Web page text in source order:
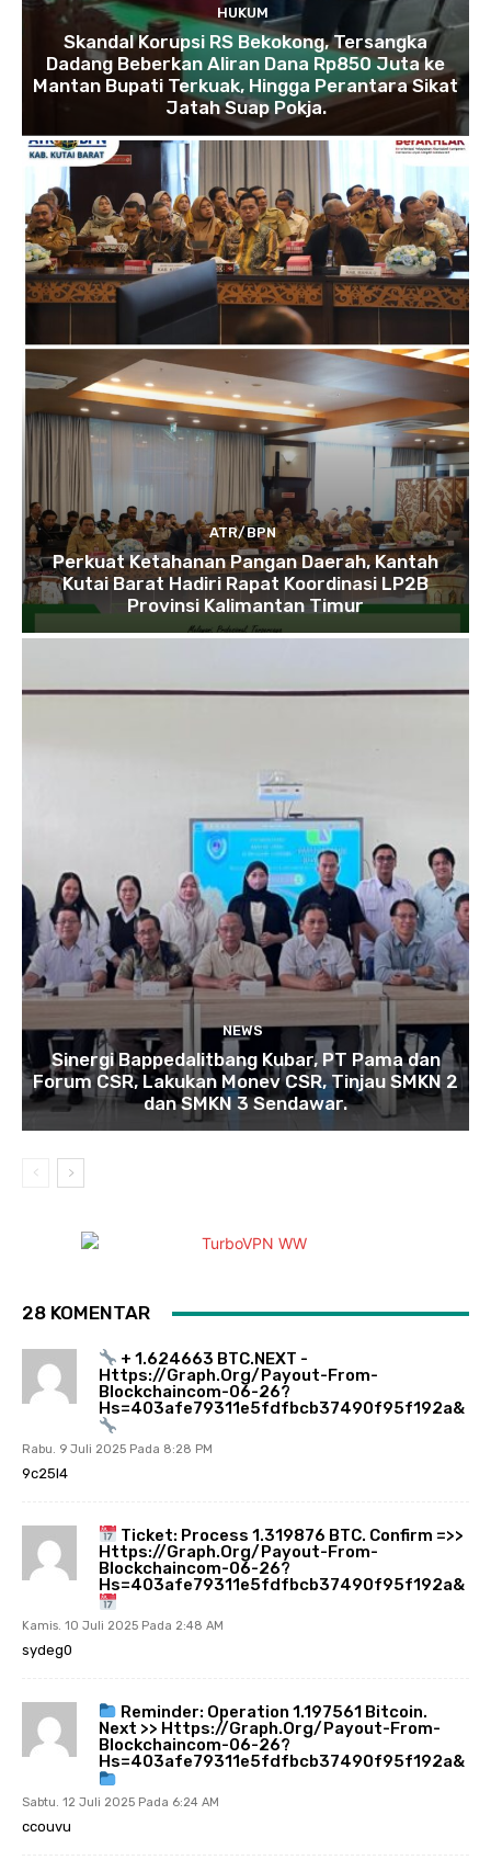
HUKUM
Skandal Korupsi RS Bekokong, Tersangka
Dadang Beberkan Aliran Dana Rp850 Juta ke
Mantan Bupati Terkuak, Hingga Perantara Sikat
Jatah Suap Pokja.
ATR/BPN
Perkuat Ketahanan Pangan Daerah, Kantah
Kutai Barat Hadiri Rapat Koordinasi LP2B
Provinsi Kalimantan Timur
NEWS
Sinergi Bappedalitbang Kubar, PT Pama dan
Forum CSR, Lakukan Monev CSR, Tinjau SMKN 2
dan SMKN 3 Sendawar.
28 KOMENTAR
+ 1.624663 BTC.NEXT -
Https://graph.org/Payout-From-
Blockchaincom-06-26?
Hs=403afe79311e5fdfbcb37490f95f192a&
Rabu. 9 Juli 2025 Pada 8:28 PM
9c25l4
Ticket: Process 1.319876 BTC. Confirm =>>
Https://graph.org/Payout-From-
Blockchaincom-06-26?
Hs=403afe79311e5fdfbcb37490f95f192a&
Kamis. 10 Juli 2025 Pada 2:48 AM
sydeg0
Reminder: Operation 1.197561 Bitcoin.
Next >> Https://graph.org/Payout-From-
Blockchaincom-06-26?
Hs=403afe79311e5fdfbcb37490f95f192a&
Sabtu. 12 Juli 2025 Pada 6:24 AM
ccouvu